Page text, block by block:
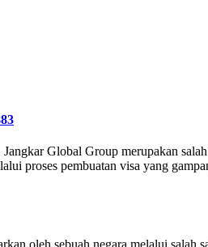
Global Group merupakan
proses pembuatan visa yang
oleh sebuah negara melalui salah